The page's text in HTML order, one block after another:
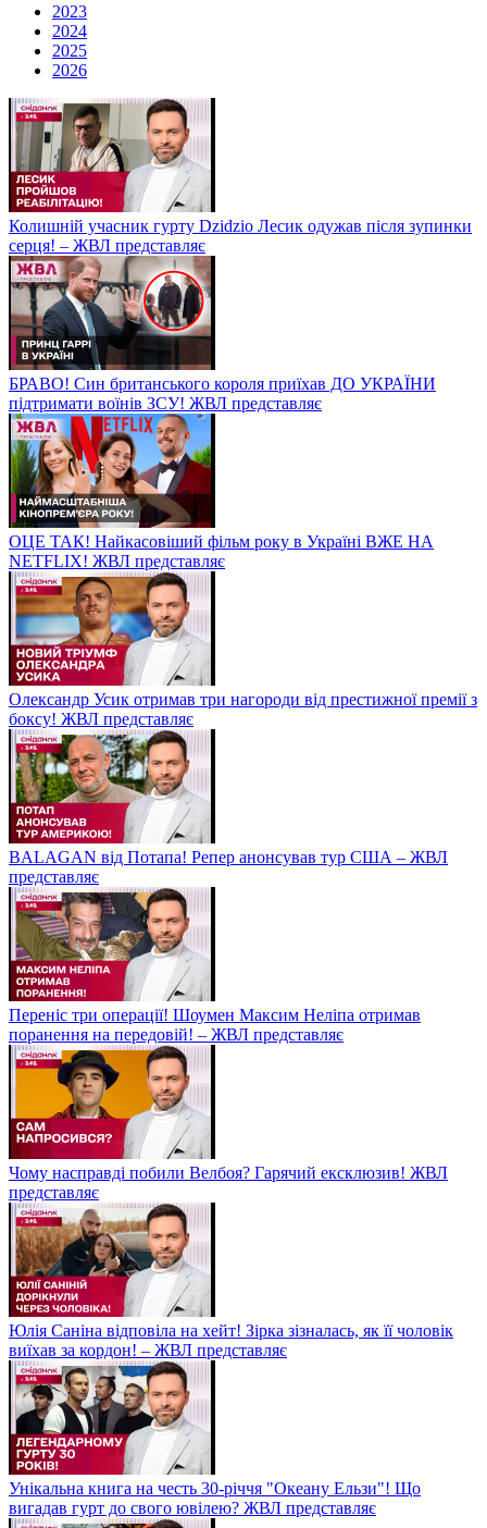
2023
2024
2025
2026
Колишній учасник гурту Dzidzio Лесик одужав після зупинки
серця! – ЖВЛ представляє
БРАВО! Син британського короля приїхав ДО УКРАЇНИ
підтримати воїнів ЗСУ! ЖВЛ представляє
ОЦЕ ТАК! Найкасовіший фільм року в Україні ВЖЕ НА
NETFLIX! ЖВЛ представляє
Олександр Усик отримав три нагороди від престижної премії з
боксу! ЖВЛ представляє
BALAGAN від Потапа! Репер анонсував тур США – ЖВЛ
представляє
Переніс три операції! Шоумен Максим Неліпа отримав
поранення на передовій! – ЖВЛ представляє
Чому насправді побили Велбоя? Гарячий ексклюзив! ЖВЛ
представляє
Юлія Саніна відповіла на хейт! Зірка зізналась, як її чоловік
виїхав за кордон! – ЖВЛ представляє
Унікальна книга на честь 30-річчя "Океану Ельзи"! Що
вигадав гурт до свого ювілею? ЖВЛ представляє